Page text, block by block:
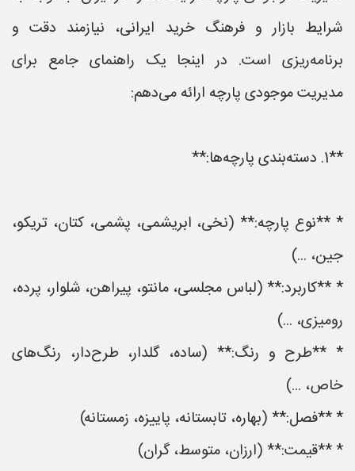
شرایط بازار و فرهنگ خرید ایرانی، نیازمند دقت و
برنامه‌ریزی است. در اینجا یک راهنمای جامع برای
مدیریت موجودی پارچه ارائه می‌دهم:
**1. دسته‌بندی پارچه‌ها:**
* **نوع پارچه:** (نخی، ابریشمی، پشمی، کتان، تریکو،
جین، ...)
* **کاربرد:** (لباس مجلسی، مانتو، پیراهن، شلوار، پرده،
رومیزی، ...)
* **طرح و رنگ:** (ساده، گلدار، طرح‌دار، رنگ‌های
خاص، ...)
* **فصل:** (بهاره، تابستانه، پاییزه، زمستانه)
* **قیمت:** (ارزان، متوسط، گران)